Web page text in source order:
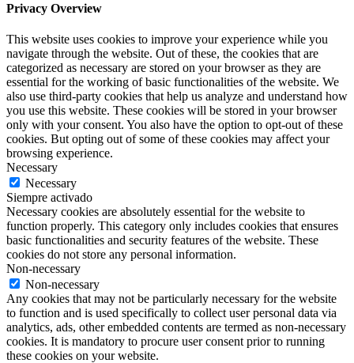
Privacy Overview
This website uses cookies to improve your experience while you
navigate through the website. Out of these, the cookies that are
categorized as necessary are stored on your browser as they are
essential for the working of basic functionalities of the website. We
also use third-party cookies that help us analyze and understand how
you use this website. These cookies will be stored in your browser
only with your consent. You also have the option to opt-out of these
cookies. But opting out of some of these cookies may affect your
browsing experience.
Necessary
Necessary
Siempre activado
Necessary cookies are absolutely essential for the website to
function properly. This category only includes cookies that ensures
basic functionalities and security features of the website. These
cookies do not store any personal information.
Non-necessary
Non-necessary
Any cookies that may not be particularly necessary for the website
to function and is used specifically to collect user personal data via
analytics, ads, other embedded contents are termed as non-necessary
cookies. It is mandatory to procure user consent prior to running
these cookies on your website.